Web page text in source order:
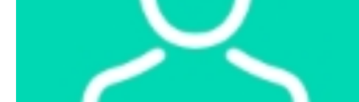
Арестованное имущество
Реестр несостоявшихся торгов
Реестр переоценок
Государственное имущество